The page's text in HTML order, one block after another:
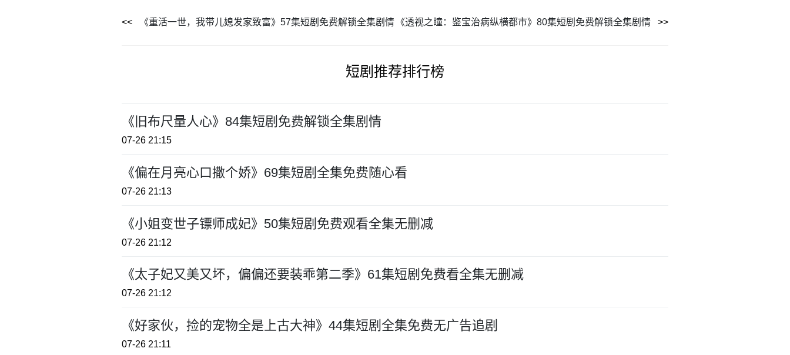
《重活一世，我带儿媳发家致富》57集短剧免费解锁全集剧情 《透视之瞳：鉴宝治病纵横都市》80集短剧免费解锁全集剧情
短剧推荐排行榜
《旧布尺量人心》84集短剧免费解锁全集剧情
07-26 21:15
《偏在月亮心口撒个娇》69集短剧全集免费随心看
07-26 21:13
《小姐变世子镖师成妃》50集短剧免费观看全集无删减
07-26 21:12
《太子妃又美又坏，偏偏还要装乖第二季》61集短剧免费看全集无删减
07-26 21:12
《好家伙，捡的宠物全是上古大神》44集短剧全集免费无广告追剧
07-26 21:11